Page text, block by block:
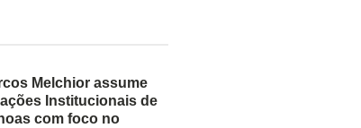
Melchior assume
Institucionais de
com foco no